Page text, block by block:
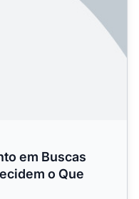
em Buscas
o Que